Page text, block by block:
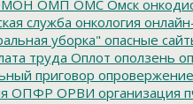
ОМП ОМС Омск
служба онкология
уборка" опасные
труда Оплот оползень
приговор опровержение
ОПФР ОРВИ организация